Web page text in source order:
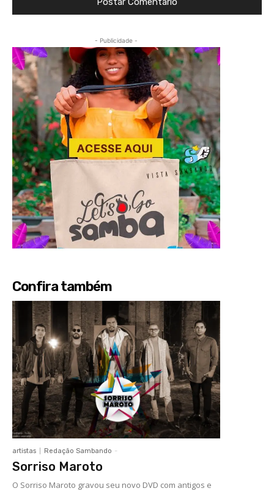
- Publicidade -
Confira também
artistas Redação Sambando -
Sorriso Maroto
O Sorriso Maroto gravou seu novo DVD com antigos e